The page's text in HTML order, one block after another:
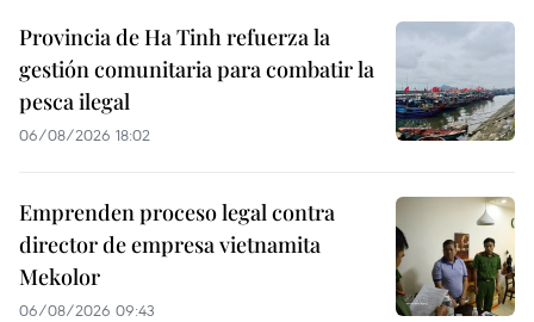
Provincia de Ha Tinh refuerza la
gestión comunitaria para combatir la
pesca ilegal
06/08/2026 18:02
Emprenden proceso legal contra
director de empresa vietnamita
Mekolor
06/08/2026 09:43